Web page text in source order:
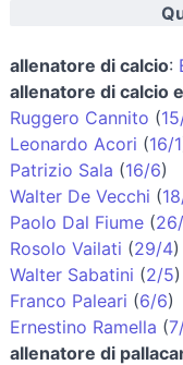
allenatore di calcio:
allenatore di calcio
Ruggero Cannito (
Leonardo Acori (16/1
Patrizio Sala (16/6)
Walter De Vecchi (
Paolo Dal Fiume (
Rosolo Vailati (29/4)
Walter Sabatini (2/5)
Franco Paleari (6/6)
Ernestino Ramella (
allenatore di